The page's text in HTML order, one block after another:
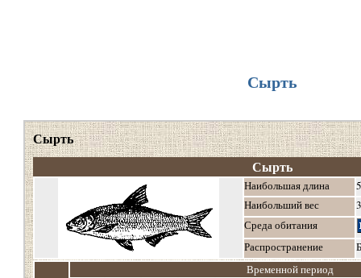
Сырть
Сырть
Сырть
Наибольшая длина
Наибольший вес
Среда обитания
Распространение
Временной период